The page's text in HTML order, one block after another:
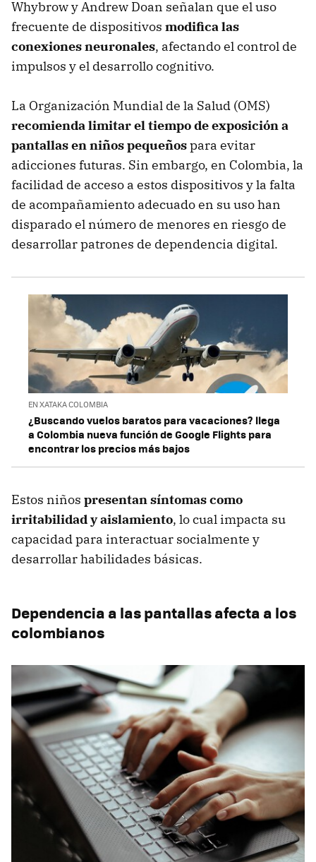
Whybrow y Andrew Doan señalan que el uso
frecuente de dispositivos modifica las
conexiones neuronales, afectando el control de
impulsos y el desarrollo cognitivo.
La Organización Mundial de la Salud (OMS)
recomienda limitar el tiempo de exposición a
pantallas en niños pequeñospara evitar
adicciones futuras. Sin embargo, en Colombia, la
facilidad de acceso a estos dispositivos y la falta
de acompañamiento adecuado en su uso han
disparado el número de menores en riesgo de
desarrollar patrones de dependencia digital.
EN XATAKA COLOMBIA
¿Buscando vuelos baratos para vacaciones? llega
a Colombia nueva función de Google Flights para
encontrar los precios más bajos
Estos niños presentan síntomas como
irritabilidad y aislamiento, lo cual impacta su
capacidad para interactuar socialmente y
desarrollar habilidades básicas.
Dependencia a las pantallas afecta a los
colombianos